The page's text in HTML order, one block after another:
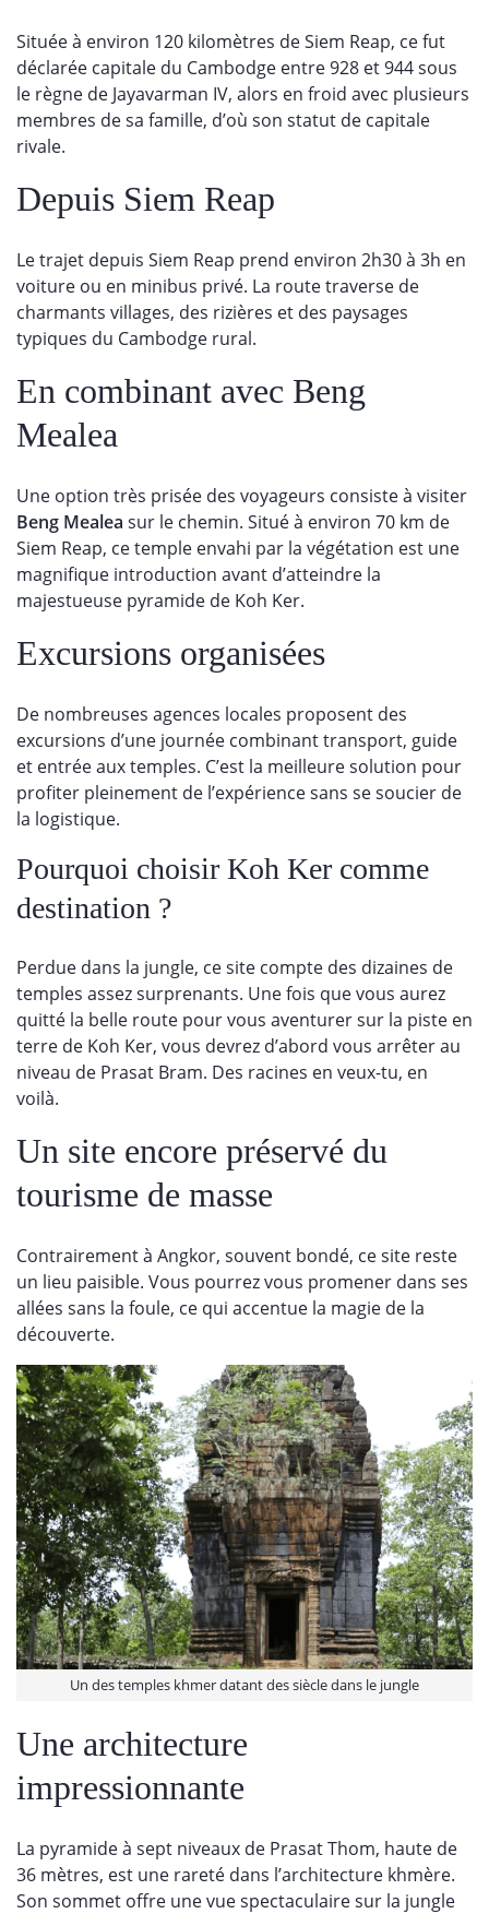
Située à environ 120 kilomètres de Siem Reap, ce fut
déclarée capitale du Cambodge entre 928 et 944 sous
le règne de Jayavarman IV, alors en froid avec plusieurs
membres de sa famille, d’où son statut de capitale
rivale.
Depuis Siem Reap
Le trajet depuis Siem Reap prend environ 2h30 à 3h en
voiture ou en minibus privé. La route traverse de
charmants villages, des rizières et des paysages
typiques du Cambodge rural.
En combinant avec Beng
Mealea
Une option très prisée des voyageurs consiste à visiter
Beng Mealea sur le chemin. Situé à environ 70 km de
Siem Reap, ce temple envahi par la végétation est une
magnifique introduction avant d’atteindre la
majestueuse pyramide de Koh Ker.
Excursions organisées
De nombreuses agences locales proposent des
excursions d’une journée combinant transport, guide
et entrée aux temples. C’est la meilleure solution pour
profiter pleinement de l’expérience sans se soucier de
la logistique.
Pourquoi choisir Koh Ker comme
destination ?
Perdue dans la jungle, ce site compte des dizaines de
temples assez surprenants. Une fois que vous aurez
quitté la belle route pour vous aventurer sur la piste en
terre de Koh Ker, vous devrez d’abord vous arrêter au
niveau de Prasat Bram. Des racines en veux-tu, en
voilà.
Un site encore préservé du
tourisme de masse
Contrairement à Angkor, souvent bondé, ce site reste
un lieu paisible. Vous pourrez vous promener dans ses
allées sans la foule, ce qui accentue la magie de la
découverte.
Un des temples khmer datant des siècle dans le jungle
Une architecture
impressionnante
La pyramide à sept niveaux de Prasat Thom, haute de
36 mètres, est une rareté dans l’architecture khmère.
Son sommet offre une vue spectaculaire sur la jungle